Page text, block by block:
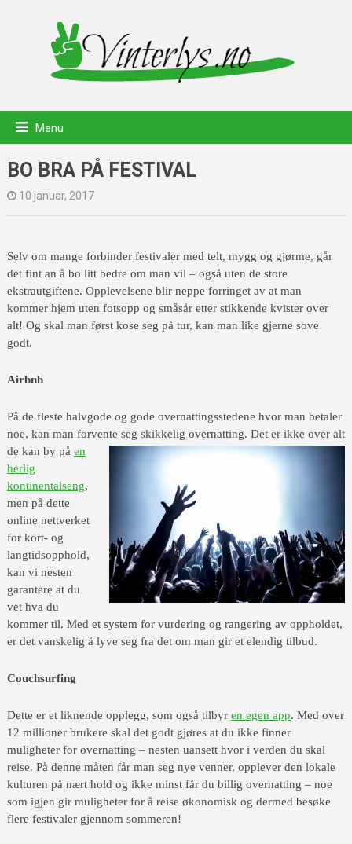
Menu
BO BRA PÅ FESTIVAL
10 januar, 2017
Selv om mange forbinder festivaler med telt, mygg og gjørme, går
det fint an å bo litt bedre om man vil – også uten de store
ekstrautgiftene. Opplevelsene blir neppe forringet av at man
kommer hjem uten fotsopp og småsår etter stikkende kvister over
alt! Og skal man først kose seg på tur, kan man like gjerne sove
godt.
Airbnb
På de fleste halvgode og gode overnattingsstedene hvor man betaler
noe, kan man forvente seg skikkelig overnatting. Det er ikke over alt
de kan by på en
herlig
kontinentalseng,
men på dette
online nettverket
for kort- og
langtidsopphold,
kan vi nesten
garantere at du
vet hva du
kommer til. Med et system for vurdering og rangering av oppholdet,
er det vanskelig å lyve seg fra det om man gir et elendig tilbud.
Couchsurfing
Dette er et liknende opplegg, som også tilbyr en egen app. Med over
12 millioner brukere skal det godt gjøres at du ikke finner
muligheter for overnatting – nesten uansett hvor i verden du skal
reise. På denne måten får man seg nye venner, opplever den lokale
kulturen på nært hold og ikke minst får du billig overnatting – noe
som igjen gir muligheter for å reise økonomisk og dermed besøke
flere festivaler gjennom sommeren!